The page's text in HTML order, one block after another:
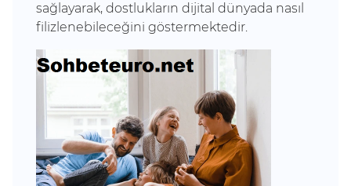
sağlayarak, dostlukların dijital dünyada nasıl
filizlenebileceğini göstermektedir.